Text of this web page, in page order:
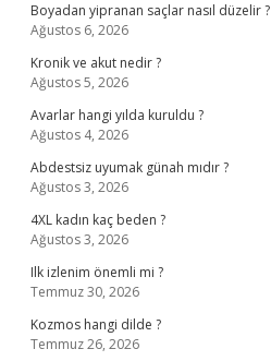
Boyadan yipranan saçlar nasıl düzelir ?
Ağustos 6, 2026
Kronik ve akut nedir ?
Ağustos 5, 2026
Avarlar hangi yılda kuruldu ?
Ağustos 4, 2026
Abdestsiz uyumak günah mıdır ?
Ağustos 3, 2026
4XL kadın kaç beden ?
Ağustos 3, 2026
Ilk izlenim önemli mi ?
Temmuz 30, 2026
Kozmos hangi dilde ?
Temmuz 26, 2026